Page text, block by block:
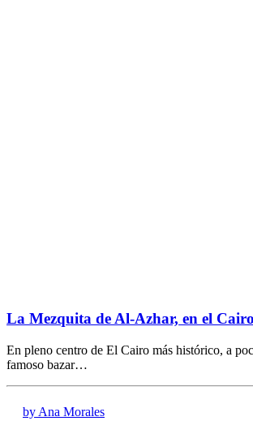
La Mezquita de Al-Azhar, en el Cairo
En pleno centro de El Cairo más histórico, a
famoso bazar…
by Ana Morales